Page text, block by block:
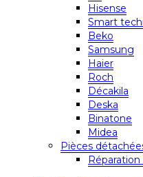
Hisense
Smart
Beko
Samsung
Haier
Roch
Décakila
Deska
Binatone
Midea
Pièces